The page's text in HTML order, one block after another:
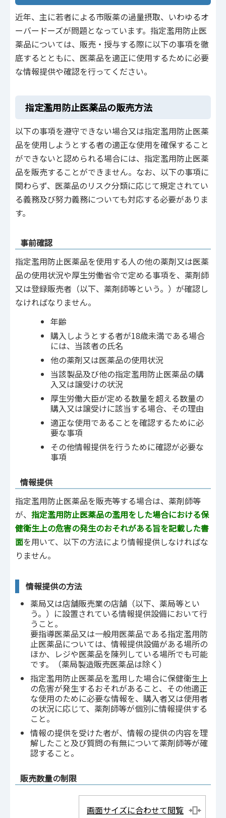
近年、主に若者による市販薬の過量摂取、いわゆるオ
ーバードーズが問題となっています。指定濫用防止医
薬品については、販売・授与する際に以下の事項を徹
底するとともに、医薬品を適正に使用するために必要
な情報提供や確認を行ってください。
指定濫用防止医薬品の販売方法
以下の事項を遵守できない場合又は指定濫用防止医薬
品を使用しようとする者の適正な使用を確保すること
ができないと認められる場合には、指定濫用防止医薬
品を販売することができません。なお、以下の事項に
関わらず、医薬品のリスク分類に応じて規定されてい
る義務及び努力義務についても対応する必要がありま
す。
事前確認
指定濫用防止医薬品を使用する人の他の薬剤又は医薬
品の使用状況や厚生労働省令で定める事項を、薬剤師
又は登録販売者（以下、薬剤師等という。）が確認し
なければなりません。
年齢
購入しようとする者が18歳未満である場合
には、当該者の氏名
他の薬剤又は医薬品の使用状況
当該製品及び他の指定濫用防止医薬品の購
入又は譲受けの状況
厚生労働大臣が定める数量を超える数量の
購入又は譲受けに該当する場合、その理由
適正な使用であることを確認するために必
要な事項
その他情報提供を行うために確認が必要な
事項
情報提供
指定濫用防止医薬品を販売等する場合は、薬剤師等
が、 指定濫用防止医薬品の濫用をした場合における保
健衛生上の危害の発生のおそれがある旨を記載した書
面を用いて、以下の方法により情報提供しなければな
りません。
情報提供の方法
薬局又は店舗販売業の店舗（以下、薬局等とい
う。）に設置されている情報提供設備において行
うこと。
要指導医薬品又は一般用医薬品である指定濫用防
止医薬品については、情報提供設備がある場所の
ほか、レジや医薬品を陳列している場所でも可能
です。（薬局製造販売医薬品は除く）
指定濫用防止医薬品を濫用した場合に保健衛生上
の危害が発生するおそれがあること、その他適正
な使用のために必要な情報を、購入者又は使用者
の状況に応じて、薬剤師等が個別に情報提供する
こと。
情報の提供を受けた者が、情報の提供の内容を理
解したこと及び質問の有無について薬剤師等が確
認すること。
販売数量の制限
画面サイズに合わせて閲覧